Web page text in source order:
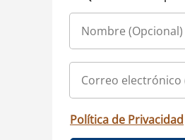
Política de Privacidad